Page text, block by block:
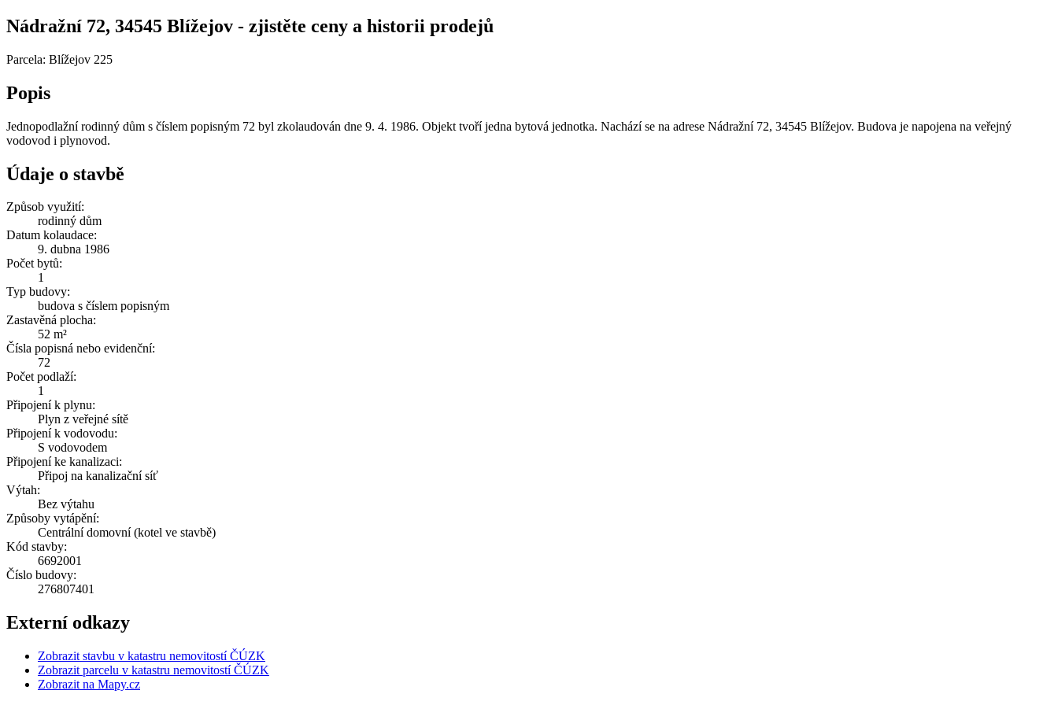
Nádražní 72, 34545 Blížejov - zjistěte ceny a historii prodejů
Parcela: Blížejov 225
Popis
Jednopodlažní rodinný dům s číslem popisným 72 byl zkolaudován dne 9. 4. 1986. Objekt tvoří jedna bytová jednotka. Nachází se na adrese Nádražní 72, 34545 Blížejov. Budova je napojena na veřejný
vodovod i plynovod.
Údaje o stavbě
Způsob využití:
rodinný dům
Datum kolaudace:
9. dubna 1986
Počet bytů:
1
Typ budovy:
budova s číslem popisným
Zastavěná plocha:
52 m²
Čísla popisná nebo evidenční:
72
Počet podlaží:
1
Připojení k plynu:
Plyn z veřejné sítě
Připojení k vodovodu:
S vodovodem
Připojení ke kanalizaci:
Připoj na kanalizační síť
Výtah:
Bez výtahu
Způsoby vytápění:
Centrální domovní (kotel ve stavbě)
Kód stavby:
6692001
Číslo budovy:
276807401
Externí odkazy
Zobrazit stavbu v katastru nemovitostí ČÚZK
Zobrazit parcelu v katastru nemovitostí ČÚZK
Zobrazit na Mapy.cz